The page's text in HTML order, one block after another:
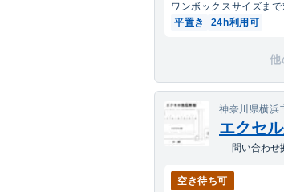
ワンボックスサイズまで
平置き
24h利用可
他
神奈川県横浜
エクセ
問い合わせ
空き待ち可